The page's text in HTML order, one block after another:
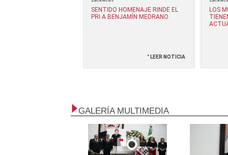
SENTIDO HOMENAJE RINDE EL
PRI A BENJAMÍN MEDRANO
° LEER NOTICIA
LOS
GALERÍA MULTIMEDIA